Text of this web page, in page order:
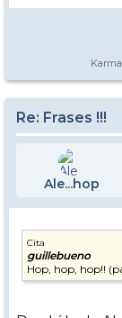
Re: Frases !!!
Ale...hop
Cita
guillebueno
Hop, hop, hop!!